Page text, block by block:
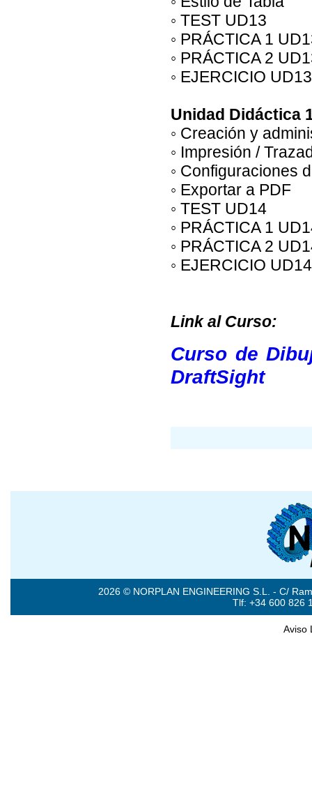
◦ TEST UD13
◦ PRÁCTICA 1
◦ PRÁCTICA 2
◦ EJERCICIO
Unidad Didáctica
◦ Creación y
◦ Impresión /
◦ Configuraciones
◦ Exportar a PDF
◦ TEST UD14
◦ PRÁCTICA 1
◦ PRÁCTICA 2
◦ EJERCICIO
Link al Curso:
Curso de
DraftSight
2026 © NORPLAN ENGINEERING S.L. - C/
Tlf: +34 600 826
Aviso